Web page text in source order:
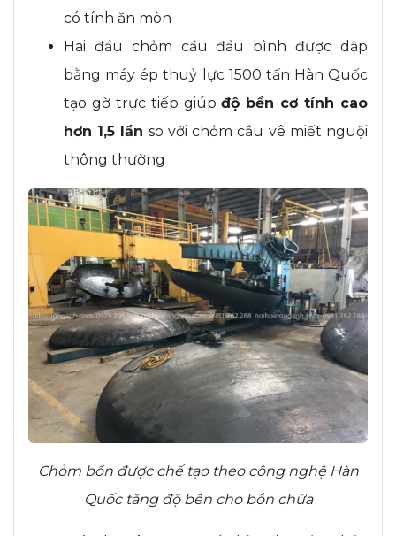
có tính ăn mòn
Hai đầu chỏm cầu đầu bình được dập
bằng máy ép thuỷ lực 1500 tấn Hàn Quốc
tạo gờ trực tiếp giúpđộ bền cơ tính cao
hơn 1,5 lần so với chỏm cầu vê miết nguội
thông thường
Chỏm bồn được chế tạo theo công nghệ Hàn
Quốc tăng độ bền cho bồn chứa